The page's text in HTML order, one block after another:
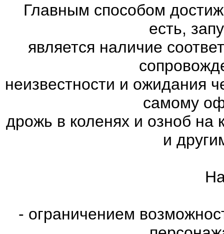
Главным способом
есть,
является наличие
неизвестности и ожидания
самому
дрожь в коленях и озноб на
и
- ограничением